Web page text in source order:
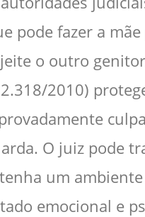
pode fazer a
o outro
2010)
O juiz pode
um
emocional e